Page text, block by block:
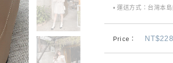
• 運送方式：台灣本
Price：